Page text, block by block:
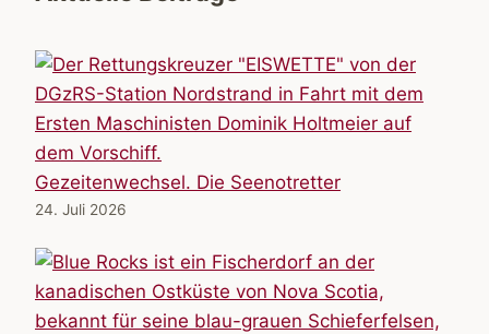
Gezeitenwechsel. Die Seenotretter
24. Juli 2026